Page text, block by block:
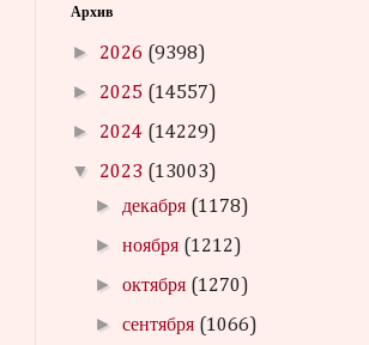
Архив
► 2026 (9398)
► 2025 (14557)
► 2024 (14229)
▼ 2023 (13003)
► декабря (1178)
►ноября (1212)
►октября (1270)
►сентября (1066)